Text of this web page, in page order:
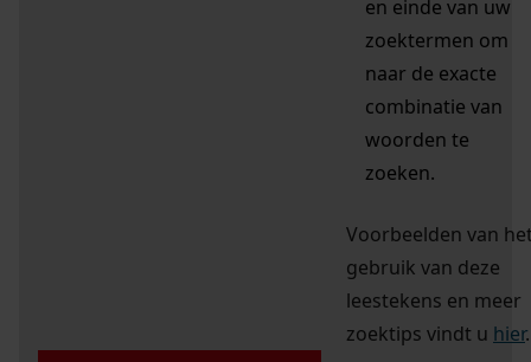
en einde van uw
zoektermen om
naar de exacte
combinatie van
woorden te
zoeken.
Voorbeelden van
gebruik van deze
leestekens en meer
zoektips vindt u hier.